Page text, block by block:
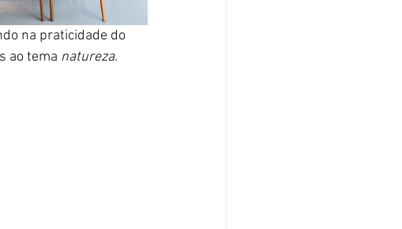
na praticidade do
ao tema natureza.